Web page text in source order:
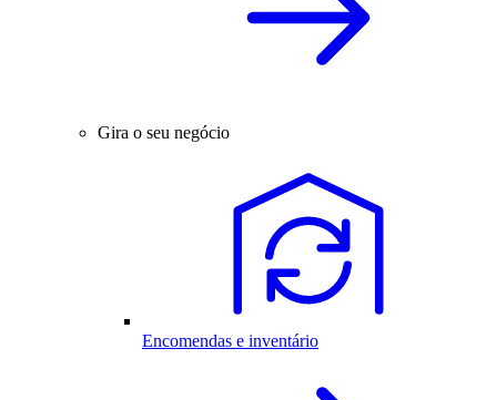
Gira o seu negócio
Encomendas e inventário